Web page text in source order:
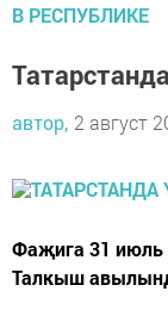
В РЕСПУБЛИКЕ
автор, 2 август
Фаҗига 31 июль
Талкыш